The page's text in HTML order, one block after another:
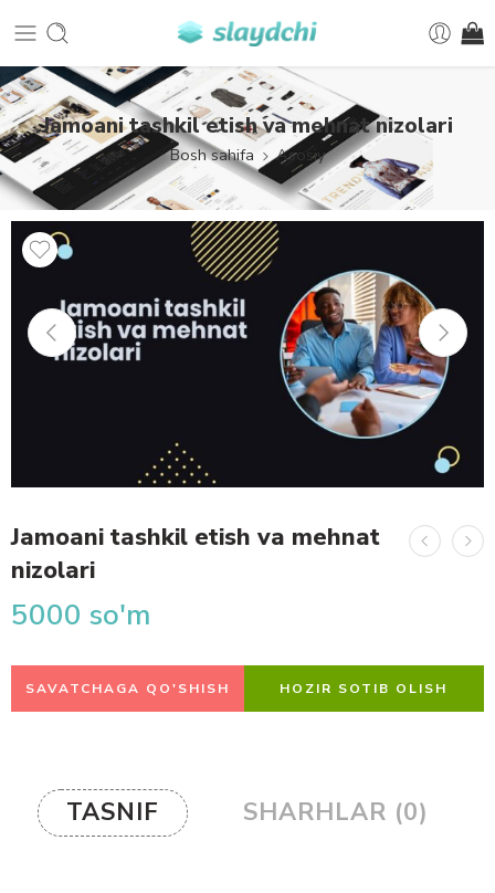
Jamoani tashkil etish va mehnat nizolari
Bosh sahifa Asosiy
Jamoani tashkil etish va mehnat
nizolari
5000 so'm
SAVATCHAGA QO'SHISH HOZIR SOTIB OLISH
TASNIF SHARHLAR (0)